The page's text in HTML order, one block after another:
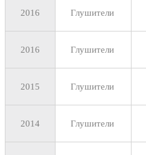
2016 Глушители
2016 Глушители
2015 Глушители
2014 Глушители